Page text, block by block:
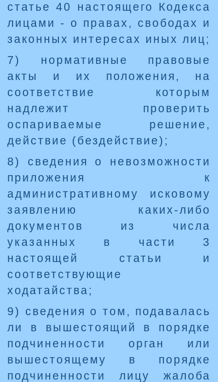
статье 40 настоящего Кодекса
лицами - о правах, свободах и
законных интересах иных лиц;
7) нормативные правовые
акты и их положения, на
соответствие которым
надлежит проверить
оспариваемые решение,
действие (бездействие);
8) сведения о невозможности
приложения к
административному исковому
заявлению каких-либо
документов из числа
указанных в части 3
настоящей статьи и
соответствующие
ходатайства;
9) сведения о том, подавалась
ли в вышестоящий в порядке
подчиненности орган или
вышестоящему в порядке
подчиненности лицу жалоба